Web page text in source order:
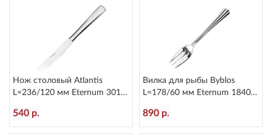
Нож столовый Atlantis
L=236/120 мм Eternum 3010-
540 р.
Вилка для рыбы Byblos
L=178/60 мм Eternum 1840-
890 р.